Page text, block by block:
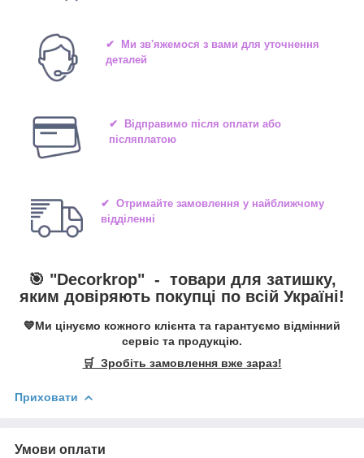
✔ Ми зв'яжемося з вами для уточнення
деталей
✔ Відправимо після оплати або
післяплатою
✔ Отримайте замовлення у найближчому
відділенні
🎯 "Decorkrop" - товари для затишку,
яким довіряють покупці по всій Україні!
💙Ми цінуємо кожного клієнта та гарантуємо відмінний
сервіс та продукцію.
🛒 Зробіть замовлення вже зараз!
Приховати
Умови оплати